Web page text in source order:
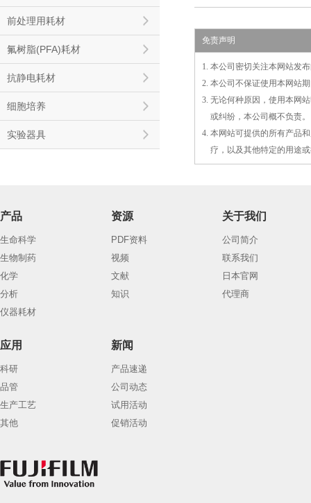
前处理用耗材
氟树脂(PFA)耗材
抗静电耗材
细胞培养
实验器具
免责声明
1. 本公司密切关注本网站发
2. 本公司不保证使用本网站
3. 无论何种原因，使用本网
或纠纷，本公司概不负责。
4. 本网站可提供的所有产品
疗，以及其他特定的用途
产品
生命科学
生物制药
化学
分析
仪器耗材
资源
PDF资料
视频
文献
知识
关于我们
公司简介
联系我们
日本官网
代理商
应用
科研
品管
生产工艺
其他
新闻
产品速递
公司动态
试用活动
促销活动